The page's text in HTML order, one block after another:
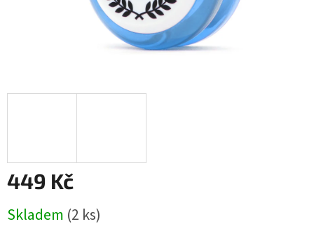
449 Kč
cena:
Skladem (2 ks)